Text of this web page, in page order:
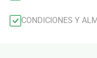
CONDICIONES Y